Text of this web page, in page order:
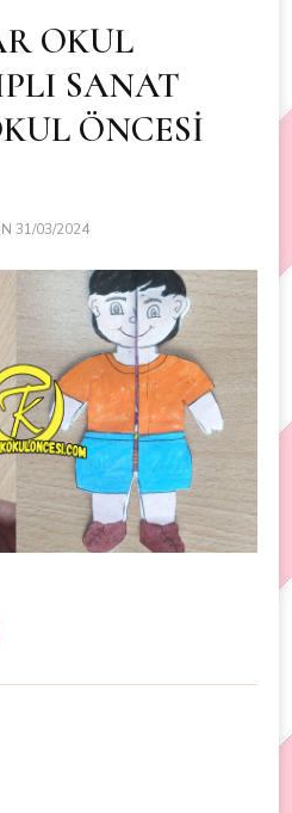
OKUL
SANAT
ÖNCESİ
31/03/2024